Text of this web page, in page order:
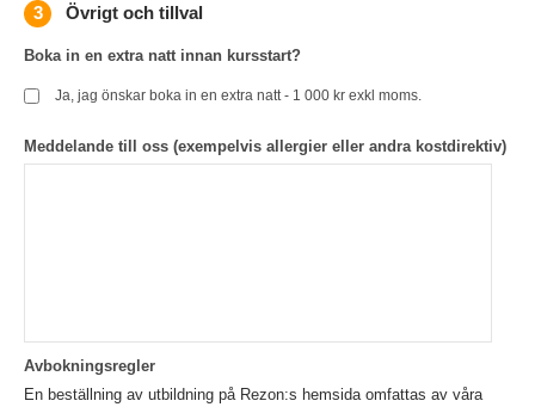
Övrigt och tillval
Boka in en extra natt innan kursstart?
Ja, jag önskar boka in en extra natt - 1 000 kr exkl moms.
Meddelande till oss (exempelvis allergier eller andra kostdirektiv)
Avbokningsregler
En beställning av utbildning på Rezon:s hemsida omfattas av våra